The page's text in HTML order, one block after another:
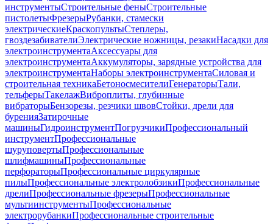
инструментыСтроительные феныСтроительные
пистолетыФрезерыРубанки, стамески
электрическиеКраскопультыСтеплеры,
гвоздезабивателиЭлектрические ножницы, резакиНасадки для
электроинструментаАксессуары для
электроинструментаАккумуляторы, зарядные устройства для
электроинструментаНаборы электроинструментаСиловая и
строительная техникаБетоносмесителиГенераторыТали,
тельферыТакелажВиброплиты, глубинные
вибраторыБензорезы, резчики швовСтойки, дрели для
буренияЗатирочные
машиныГидроинструментПогрузчикиПрофессиональный
инструментПрофессиональные
шуруповертыПрофессиональные
шлифмашиныПрофессиональные
перфораторыПрофессиональные циркулярные
пилыПрофессиональные электролобзикиПрофессиональные
дрелиПрофессиональные фрезерыПрофессиональные
мультиинструментыПрофессиональные
электрорубанкиПрофессиональные строительные